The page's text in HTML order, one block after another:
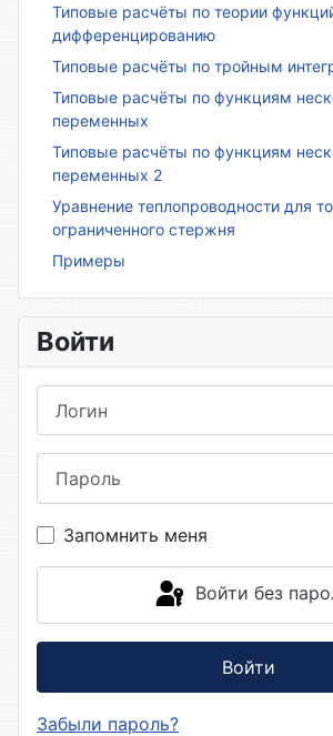
Типовые расчёты по теории
дифференцированию
Типовые расчёты по тройным
Типовые расчёты по функциям
переменных
Типовые расчёты по функциям
переменных 2
Уравнение теплопроводности для
ограниченного стержня
Примеры
Войти
Запомнить меня
Войти без
Войти
Забыли пароль?